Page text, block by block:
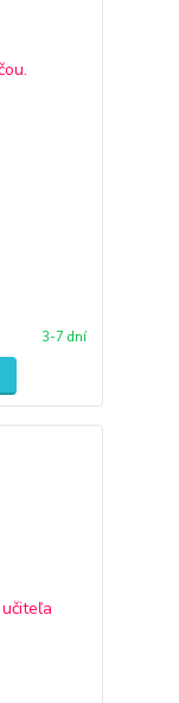
3-7 dní